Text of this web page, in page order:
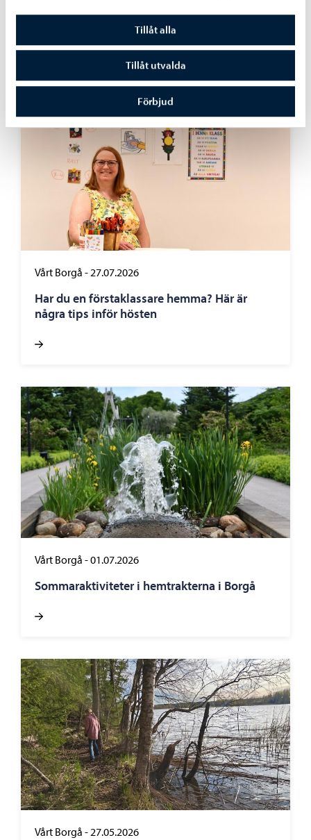
Tillåt alla
Tillåt utvalda
Förbjud
Liknande nyheter
Vårt Borgå - 27.07.2026
Har du en förstaklassare hemma? Här är
några tips inför hösten
Vårt Borgå -01.07.2026
Sommaraktiviteter i hemtrakterna i Borgå
Vårt Borgå -27.05.2026